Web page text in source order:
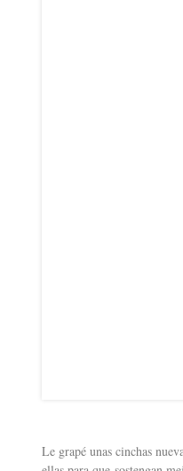
Le grapé unas cinchas